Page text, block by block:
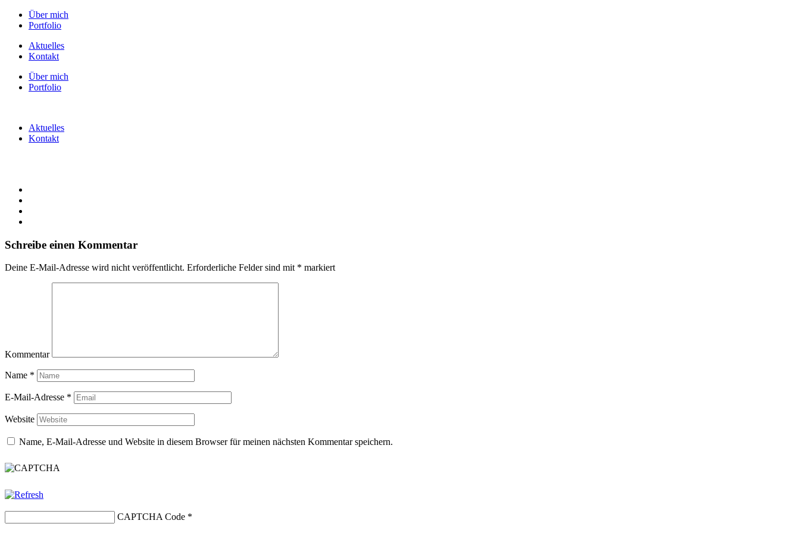
Über mich
Portfolio
Aktuelles
Kontakt
Über mich
Portfolio
Aktuelles
Kontakt
Schreibe einen Kommentar
Deine E-Mail-Adresse wird nicht veröffentlicht. Erforderliche Felder sind mit * markiert
Kommentar
Name *
E-Mail-Adresse *
Website
Name, E-Mail-Adresse und Website in diesem Browser für meinen nächsten Kommentar speichern.
CAPTCHA Code *